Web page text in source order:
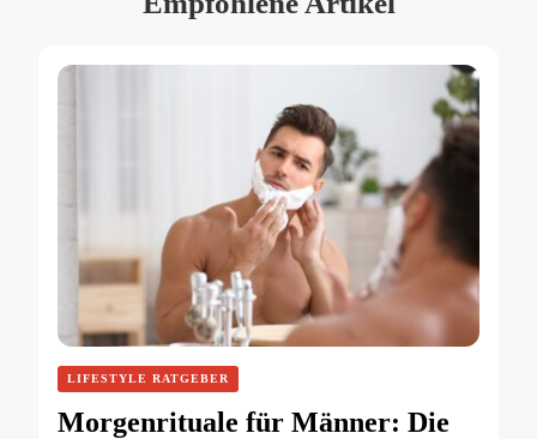
LIFESTYLE RATGEBER
Morgenrituale für Männer: Die